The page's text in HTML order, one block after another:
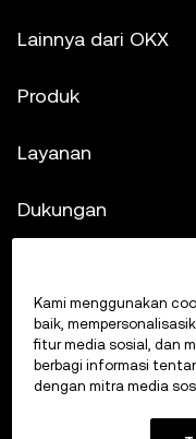
Lainnya dari OKX
Produk
Layanan
Dukungan
Kalkulator kripto
Lakukan Trading
Kami menggunakan
baik,
fitur media sosial, dan
berbagi informasi
dengan mitra media